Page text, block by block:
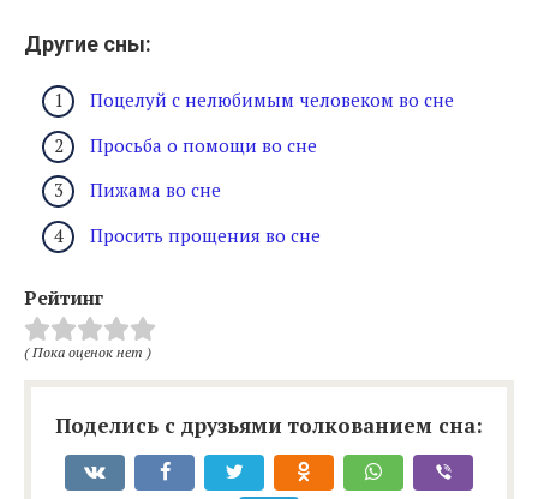
Другие сны:
Поцелуй с нелюбимым человеком во сне
Просьба о помощи во сне
Пижама во сне
Просить прощения во сне
Рейтинг
( Пока оценок нет )
Поделись с друзьями толкованием сна: